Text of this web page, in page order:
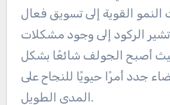
القوية إلى تسويق فعال
تشير الركود إلى وجود مشكلات
أصبح الجولف شائعًا بشكل
جدد أمرًا حيويًا للنجاح على
المدى الطويل.